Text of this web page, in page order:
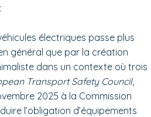
électriques passe plus
général que par la création
dans un contexte où trois
Transport Safety Council,
2025 à la Commission
l’obligation d’équipements